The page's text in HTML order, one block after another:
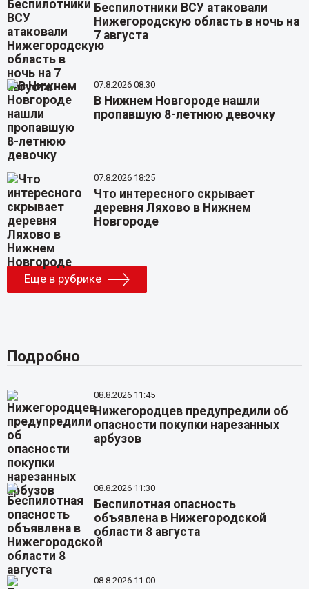
Беспилотники ВСУ атаковали
Нижегородскую область в ночь на
7 августа
07.8.2026 08:30
В Нижнем Новгороде нашли
пропавшую 8-летнюю девочку
07.8.2026 18:25
Что интересного скрывает
деревня Ляхово в Нижнем
Новгороде
Еще в рубрике
Подробно
08.8.2026 11:45
Нижегородцев предупредили об
опасности покупки нарезанных
арбузов
08.8.2026 11:30
Беспилотная опасность
объявлена в Нижегородской
области 8 августа
08.8.2026 11:00